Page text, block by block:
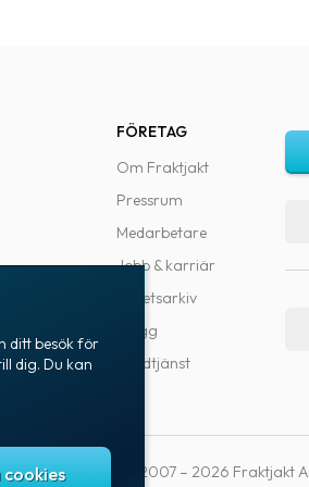
FÖRETAG
Om Fraktjakt
Pressrum
Medarbetare
Jobb & karriär
Nyhetsarkiv
Blogg
Kundtjänst
Copyright © 2007 – 2026 Fraktjakt
ditt besök för
dig. Du kan